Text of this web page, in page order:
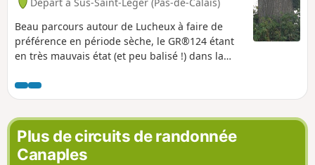
Beau parcours autour de Lucheux à faire de
préférence en période sèche, le GR®124 étant
en très mauvais état (et peu balisé !) dans la
Ce parcours remplace l'ancien dont la partie en
lisière Ouest est désormais impraticable.
Plus de circuits de randonnée
Canaples